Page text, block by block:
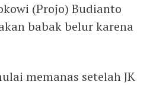
(Projo) Budianto
babak belur karena
memanas setelah JK